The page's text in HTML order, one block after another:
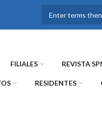
FILIALES REVISTA
RESIDENTES